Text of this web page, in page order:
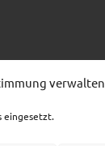
verwalten
eingesetzt.